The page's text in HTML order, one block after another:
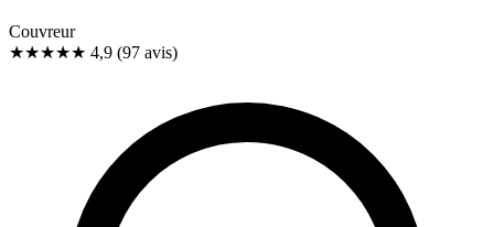
Couvreur
★★★★★ 4,9 (97 avis)